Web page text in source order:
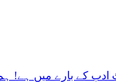
کے بارے میں ہے! ہم